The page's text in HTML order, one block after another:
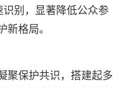
识别，显著降低公众参
格局。
聚保护共识，搭建起多